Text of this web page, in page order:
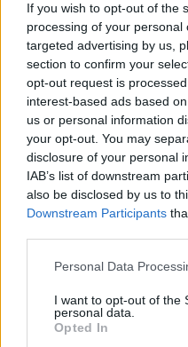
If you wish to opt-out of the
processing of your
targeted advertising by us,
section to confirm your
opt-out request is
interest-based ads based
us or personal information
your opt-out. You may
disclosure of your personal
IAB’s list of downstream
also be disclosed by us to
Downstream Participants
Please note that this
not limited to your visit or
grant or deny consent to
use your data for below
Personal Data
I want to opt-out of the
personal data.
Opted In
Alfonso Orefice,
Sardegna, in cui si è
compreso il numero
sostegno di una unità
il supporto dei
creazione di una
prodotti.
Vuoi rimuovere
cliccandoqui
Sei già abbonato?